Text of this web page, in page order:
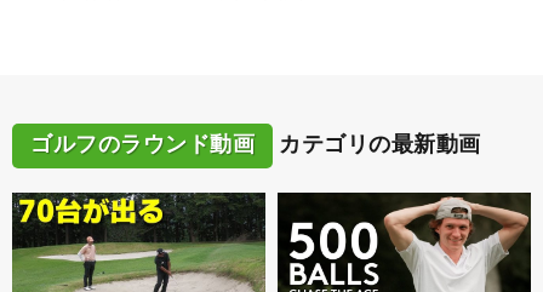
ゴルフのラウンド動画 カテゴリの最新動画